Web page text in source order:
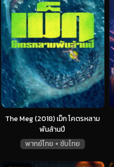
The Meg (2018) เม็ก โคตรหลาม
พันล้านปี
พากย์ไทย + ซับไทย